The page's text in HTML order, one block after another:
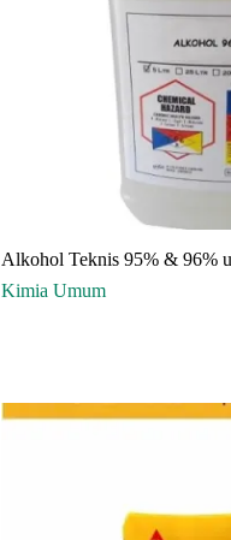
Alkohol Teknis 95% & 96%
Kimia Umum